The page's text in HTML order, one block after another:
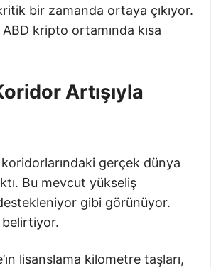
bir zamanda ortaya çıkıyor.
kripto ortamında kısa
Artışıyla
gerçek dünya
Bu mevcut yükseliş
gibi görünüyor.
belirtiyor.
lisanslama kilometre taşları,